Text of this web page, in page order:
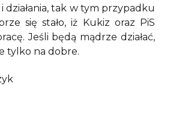
działania, tak w tym przypadku
się stało, iż Kukiz oraz PiS
Jeśli będą mądrze działać,
tylko na dobre.